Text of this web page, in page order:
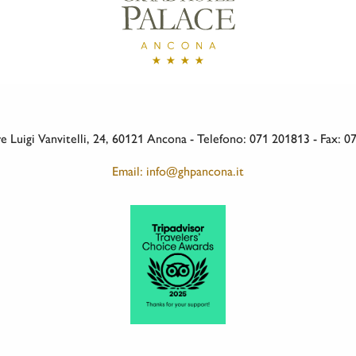
Luigi Vanvitelli, 24, 60121 Ancona - Telefono: 071 201813 - Fax:
Email: info@ghpancona.it